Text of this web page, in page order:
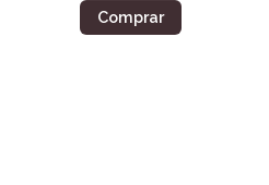
Comprar